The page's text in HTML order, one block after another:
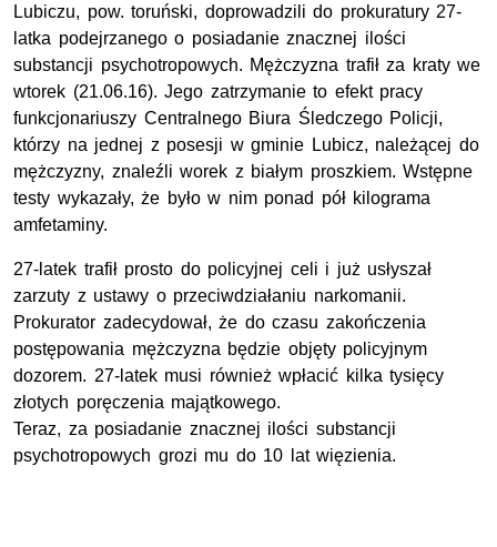
Lubiczu, pow. toruński, doprowadzili do prokuratury 27-
latka podejrzanego o posiadanie znacznej ilości
substancji psychotropowych. Mężczyzna trafił za kraty we
wtorek (21.06.16). Jego zatrzymanie to efekt pracy
funkcjonariuszy Centralnego Biura Śledczego Policji,
którzy na jednej z posesji w gminie Lubicz, należącej do
mężczyzny, znaleźli worek z białym proszkiem. Wstępne
testy wykazały, że było w nim ponad pół kilograma
amfetaminy.
27-latek trafił prosto do policyjnej celi i już usłyszał
zarzuty z ustawy o przeciwdziałaniu narkomanii.
Prokurator zadecydował, że do czasu zakończenia
postępowania mężczyzna będzie objęty policyjnym
dozorem. 27-latek musi również wpłacić kilka tysięcy
złotych poręczenia majątkowego.
Teraz, za posiadanie znacznej ilości substancji
psychotropowych grozi mu do 10 lat więzienia.